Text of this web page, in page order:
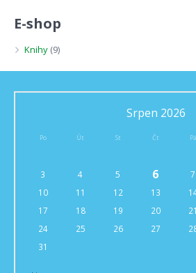
E-shop
Knihy (9)
Srpen 2026
Po Út St Čt Pá
3
4 5 6 7
10
11 12 13
17
18 19 20 21
24
25 26 27
31